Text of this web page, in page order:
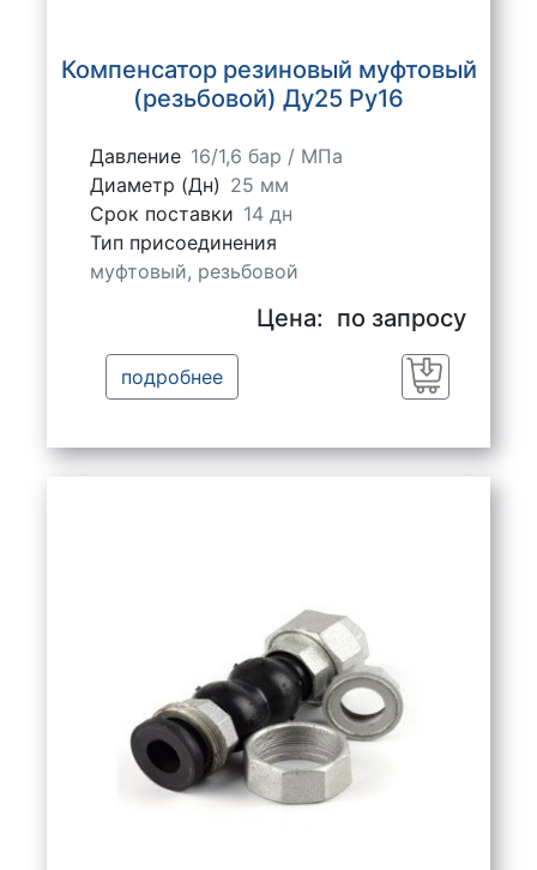
Компенсатор резиновый муфтовый
(резьбовой) Ду25 Ру16
Давление 16/1,6 бар / МПа
Диаметр (Дн) 25 мм
Срок поставки 14 дн
Тип присоединения
муфтовый, резьбовой
Цена: по запросу
подробнее
Заказать